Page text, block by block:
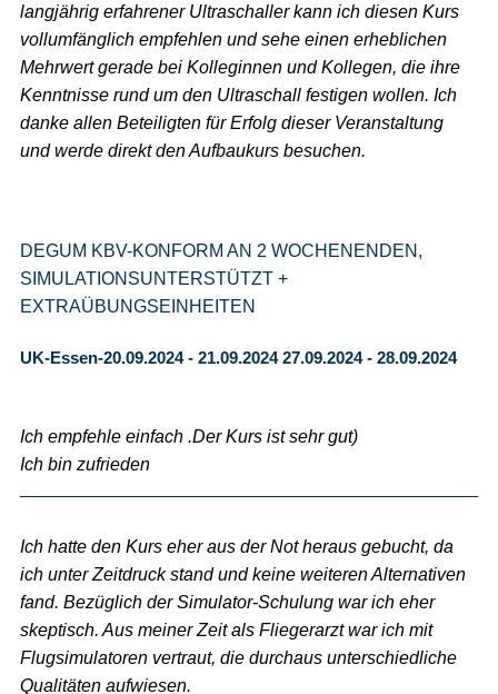
langjährig erfahrener Ultraschaller kann ich diesen Kurs
vollumfänglich empfehlen und sehe einen erheblichen
Mehrwert gerade bei Kolleginnen und Kollegen, die ihre
Kenntnisse rund um den Ultraschall festigen wollen. Ich
danke allen Beteiligten für Erfolg dieser Veranstaltung
und werde direkt den Aufbaukurs besuchen.
DEGUM KBV-KONFORM AN 2 WOCHENENDEN,
SIMULATIONSUNTERSTÜTZT +
EXTRAÜBUNGSEINHEITEN
UK-Essen-20.09.2024 - 21.09.2024 27.09.2024 - 28.09.2024
Ich empfehle einfach .Der Kurs ist sehr gut)
Ich bin zufrieden
Ich hatte den Kurs eher aus der Not heraus gebucht, da
ich unter Zeitdruck stand und keine weiteren Alternativen
fand. Bezüglich der Simulator-Schulung war ich eher
skeptisch. Aus meiner Zeit als Fliegerarzt war ich mit
Flugsimulatoren vertraut, die durchaus unterschiedliche
Qualitäten aufwiesen.